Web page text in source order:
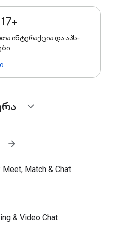
ინტერაქცია და აპს-
expand_more
arrow_forward
Match & Chat
& Video Chat